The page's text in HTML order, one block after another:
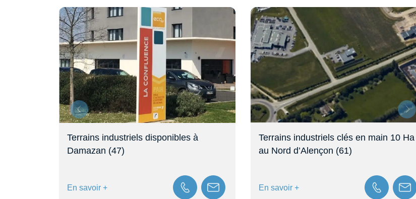
Terrains industriels disponibles à
Damazan (47)
En savoir +
Terrains industriels clés en main 10 Ha
au Nord d’Alençon (61)
En savoir +